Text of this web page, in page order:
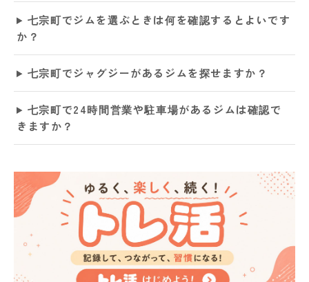
七宗町でジムを選ぶときは何を確認するとよいです
か？
七宗町でジャグジーがあるジムを探せますか？
七宗町で24時間営業や駐車場があるジムは確認で
きますか？